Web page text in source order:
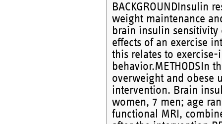
BACKGROUNDInsulin
weight maintenance
brain insulin sensitivity
effects of an exercise
this relates to
behavior.METHODSIn
overweight and obese
intervention. Brain
women, 7 men; age
functional MRI,